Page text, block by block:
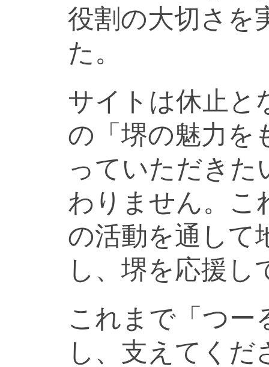
役割の大切さを
た。
サイトは休止と
の「堺の魅力を
っていただきた
わりません。こ
の活動を通して
し、堺を応援し
これまで「つー
し、支えてく